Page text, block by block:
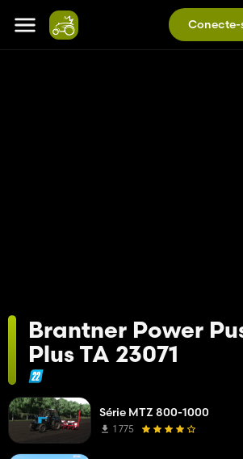
Conecte-
Brantner Power
Plus TA 23071
Série MTZ 800-1000
1 775